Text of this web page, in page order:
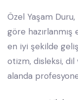
Özel Yaşam
göre hazırlanmış
en iyi şekilde
otizm, disleksi,
alanda